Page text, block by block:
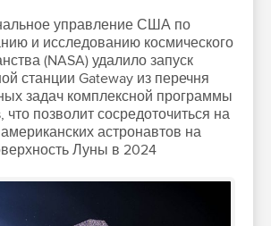
управление США по
и исследованию космического
(NASA) удалило запуск
станции Gateway из перечня
задач комплексной программы
что позволит сосредоточиться на
астронавтов на
Луны в 2024